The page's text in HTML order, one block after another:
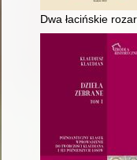
Dwa łacińskie